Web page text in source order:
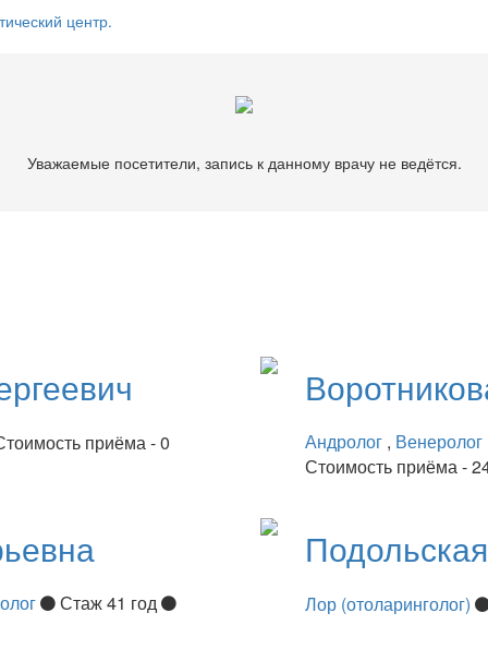
центр.
Уважаемые посетители, запись к данному врачу не ведётся.
приёма - 0 Андролог , Венеролог
Стоимость приёма -
Стаж 41 год Лор (отоларинголог)